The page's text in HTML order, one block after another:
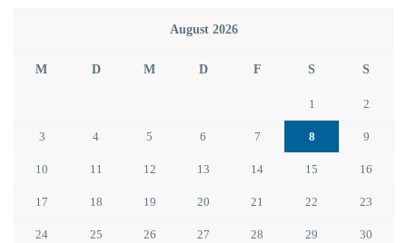
August 2026
M D M D F S S
1 2
3 4 5 6 7 8 9
10 11 12 13 14 15 16
17 18 19 20 21 22 23
24 25 26 27 28 29 30